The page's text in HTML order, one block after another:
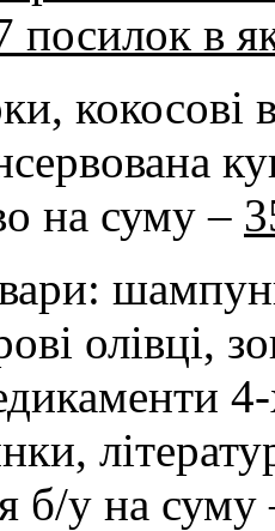
посилок в
кокосові
на суму –
олівці,
б/у на